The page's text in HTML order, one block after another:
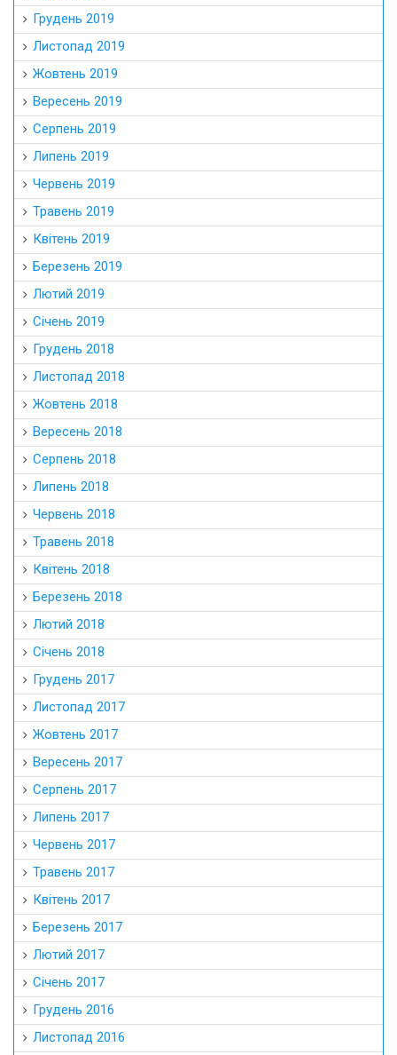
Грудень 2019
Листопад 2019
Жовтень 2019
Вересень 2019
Серпень 2019
Липень 2019
Червень 2019
Травень 2019
Квітень 2019
Березень 2019
Лютий 2019
Січень 2019
Грудень 2018
Листопад 2018
Жовтень 2018
Вересень 2018
Серпень 2018
Липень 2018
Червень 2018
Травень 2018
Квітень 2018
Березень 2018
Лютий 2018
Січень 2018
Грудень 2017
Листопад 2017
Жовтень 2017
Вересень 2017
Серпень 2017
Липень 2017
Червень 2017
Травень 2017
Квітень 2017
Березень 2017
Лютий 2017
Січень 2017
Грудень 2016
Листопад 2016